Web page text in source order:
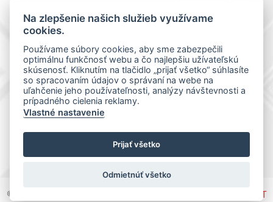
Perlon, spol. s.r.o.
Teslova 1129/2B, 70200 Ostrava
IČ: 64086119
DIČ: CZ64086119
© 2017-2026 Perlon | SIXNET
Na zlepšenie našich služieb využívame
cookies.
Používame súbory cookies, aby sme zabezpečili
optimálnu funkčnosť webu a čo najlepšiu užívateľskú
skúsenosť. Kliknutím na tlačidlo „prijať všetko“ súhlasíte
so spracovaním údajov o správaní na webe na
uľahčenie jeho používateľnosti, analýzy návštevnosti a
prípadného cielenia reklamy.
Vlastné nastavenie
Prijať všetko
Odmietnúť všetko